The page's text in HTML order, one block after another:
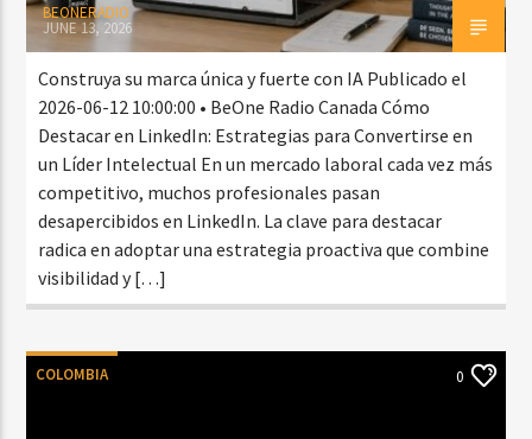
BEONERADIO
JUNE 13, 2026
Construya su marca única y fuerte con IA Publicado el
2026-06-12 10:00:00 • BeOne Radio Canada Cómo
Destacar en LinkedIn: Estrategias para Convertirse en
un Líder Intelectual En un mercado laboral cada vez más
competitivo, muchos profesionales pasan
desapercibidos en LinkedIn. La clave para destacar
radica en adoptar una estrategia proactiva que combine
visibilidad y […]
COLOMBIA 0